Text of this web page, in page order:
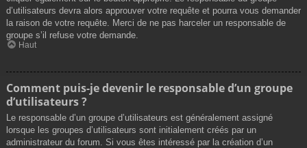
d’utilisateurs devra alors approuver votre requête et pourra vous demander
la raison de votre requête. Merci de ne pas harceler un responsable de
groupe s’il refuse votre demande.
Haut
Comment puis-je devenir le responsable d’un groupe
d’utilisateurs ?
Le responsable d’un groupe d’utilisateurs est généralement assigné
lorsque les groupes d’utilisateurs sont initialement créés par un
administrateur du forum. Si vous êtes intéressé par la création d’un